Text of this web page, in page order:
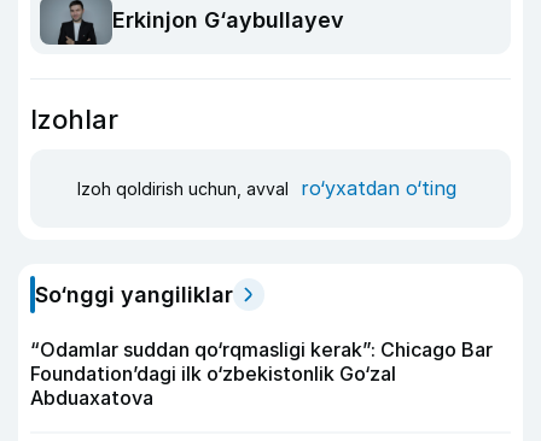
Erkinjon G‘aybullayev
Izohlar
Izoh qoldirish uchun, avval ro‘yxatdan o‘ting
So‘nggi yangiliklar
“Odamlar suddan qo‘rqmasligi kerak”: Chicago Bar
Foundation’dagi ilk o‘zbekistonlik Go‘zal
Abduaxatova